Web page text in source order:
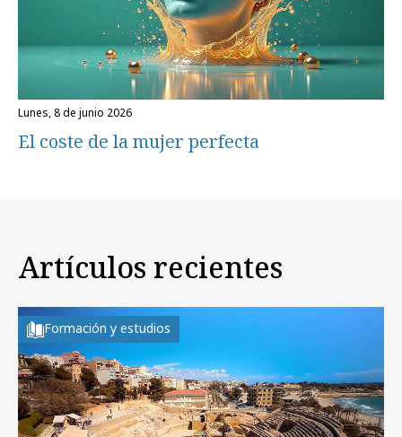
lunes, 8 de junio 2026
El coste de la mujer perfecta
Artículos recientes
Formación y estudios